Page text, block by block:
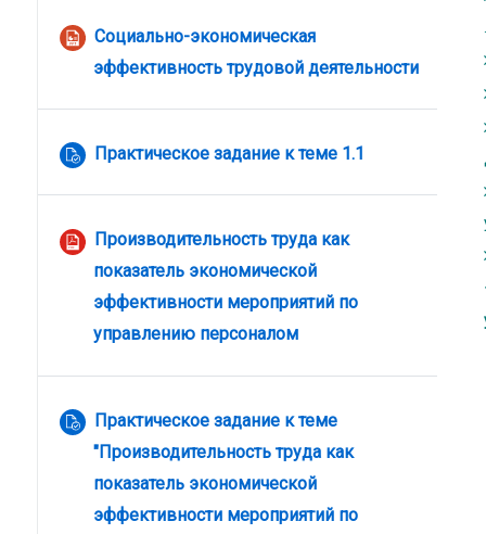
Социально-экономическая
эффективность трудовой деятельности
Файл
Практическое задание к теме 1.1
Производительность труда как
показатель экономической
эффективности мероприятий по
управлению персоналом
Файл
Практическое задание к теме
"Производительность труда как
показатель экономической
эффективности мероприятий по